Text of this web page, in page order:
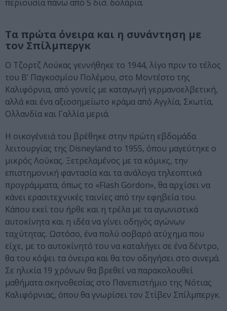
περιουσία πάνω από 5 δισ. δολάρια.
Τα πρώτα όνειρα και η συνάντηση με
τον Σπίλμπεργκ
Ο Τζορτζ Λούκας γεννήθηκε το 1944, λίγο πριν το τέλος
του Β’ Παγκοσμίου Πολέμου, στο Μοντέστο της
Καλιφόρνια, από γονείς με καταγωγή γερμανοελβετική,
αλλά και ένα αξιοσημείωτο κράμα από Αγγλία, Σκωτία,
Ολλανδία και Γαλλία μεριά.
Η οικογένειά του βρέθηκε στην πρώτη εβδομάδα
λειτουργίας της Disneyland το 1955, όπου μαγεύτηκε ο
μικρός Λούκας. Ξετρελαμένος με τα κόμικς, την
επιστημονική φαντασία και τα ανάλογα τηλεοπτικά
προγράμματα, όπως το «Flash Gordon», θα αρχίσει να
κάνει ερασιτεχνικές ταινίες από την εφηβεία του.
Κάπου εκεί του ήρθε και η τρέλα με τα αγωνιστικά
αυτοκίνητα και η ιδέα να γίνει οδηγός αγώνων
ταχύτητας. Ωστόσο, ένα πολύ σοβαρό ατύχημα που
είχε, με το αυτοκίνητό του να καταλήγει σε ένα δέντρο,
θα του κόψει τα όνειρα και θα τον οδηγήσει στο σινεμά.
Σε ηλικία 19 χρόνων θα βρεθεί να παρακολουθεί
μαθήματα σκηνοθεσίας στο Πανεπιστήμιο της Νότιας
Καλιφόρνιας, όπου θα γνωρίσει τον Στίβεν Σπίλμπεργκ.